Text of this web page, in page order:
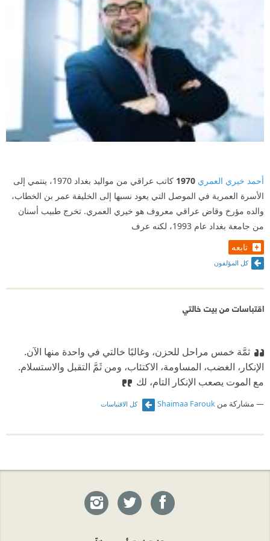
أحمد خيري العمري 1970
كاتب عراقي من مواليد بغداد 1970، ينتمي إلى
الأسرة العمرية في الموصل التي يعود نسبها إلى الخليفة عمر بن الخطاب،
والده مؤرخ وقاض عراقي معروف هو خيري العمري. تخرج طبيب أسنان
من جامعة بغداد عام 1993، لكنه عرف
تابعه
كل المؤلفون
اقتباسات من بيت خالتي
ثمَّة خمس مراحل للحزن، وغالبًا خالتي في واحدة منها الآن.
الإنكار، الغضب، المساومة، الاكتئاب، ومن ثَمَّ التقبل والاستسلام.
مع الموت يصعب الإنكار التام، لك
مشاركة من Shaimaa Farouk كل الاقتباسات